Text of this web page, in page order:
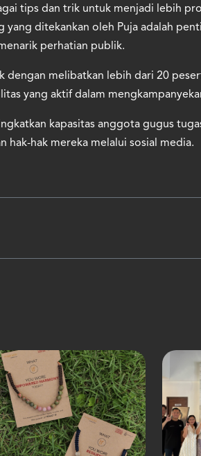
tips dan trik untuk menjadi lebih
yang ditekankan oleh Puja adalah
perhatian publik.
dengan melibatkan lebih dari 20
yang aktif dalam
kapasitas anggota gugus
hak-hak mereka melalui sosial media.